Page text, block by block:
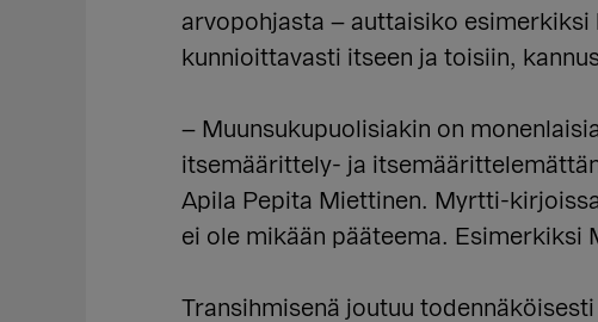
arvopohjasta – auttaisiko esimerkiksi
kunnioittavasti itseen ja toisiin,
– Muunsukupuolisiakin on
itsemäärittely- ja
Apila Pepita Miettinen. Myrtti-
ei ole mikään pääteema. Esimerkiksi
Transihmisenä joutuu